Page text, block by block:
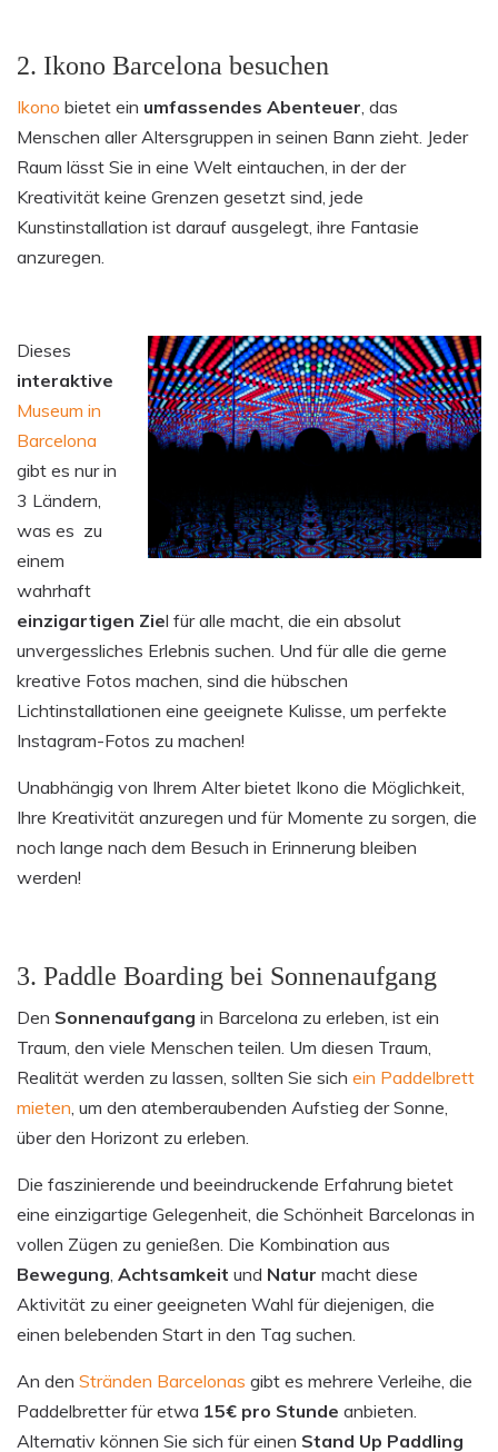
2. Ikono Barcelona besuchen
Ikono bietet ein umfassendes Abenteuer , das
Menschen aller Altersgruppen in seinen Bann zieht. Jeder
Raum lässt Sie in eine Welt eintauchen, in der der
Kreativität keine Grenzen gesetzt sind, jede
Kunstinstallation ist darauf ausgelegt, ihre Fantasie
anzuregen.
Dieses
interaktive
Museum in
Barcelona
gibt es nur in
3 Ländern,
was es zu
einem
wahrhaft
einzigartigen Ziel für alle macht, die ein absolut
unvergessliches Erlebnis suchen. Und für alle die gerne
kreative Fotos machen, sind die hübschen
Lichtinstallationen eine geeignete Kulisse, um perfekte
Instagram-Fotos zu machen!
Unabhängig von Ihrem Alter bietet Ikono die Möglichkeit,
Ihre Kreativität anzuregen und für Momente zu sorgen, die
noch lange nach dem Besuch in Erinnerung bleiben
werden!
3. Paddle Boarding bei Sonnenaufgang
Den Sonnenaufgang in Barcelona zu erleben, ist ein
Traum, den viele Menschen teilen. Um diesen Traum,
Realität werden zu lassen, sollten Sie sich ein Paddelbrett
mieten , um den atemberaubenden Aufstieg der Sonne,
über den Horizont zu erleben.
Die faszinierende und beeindruckende Erfahrung bietet
eine einzigartige Gelegenheit, die Schönheit Barcelonas in
vollen Zügen zu genießen. Die Kombination aus
Bewegung Achtsamkeit und Natur macht diese
Aktivität zu einer geeigneten Wahl für diejenigen, die
einen belebenden Start in den Tag suchen.
An den Stränden Barcelonas gibt es mehrere Verleihe, die
Paddelbretter für etwa 15€ pro Stunde anbieten.
Alternativ können Sie sich für einen Stand Up Paddling